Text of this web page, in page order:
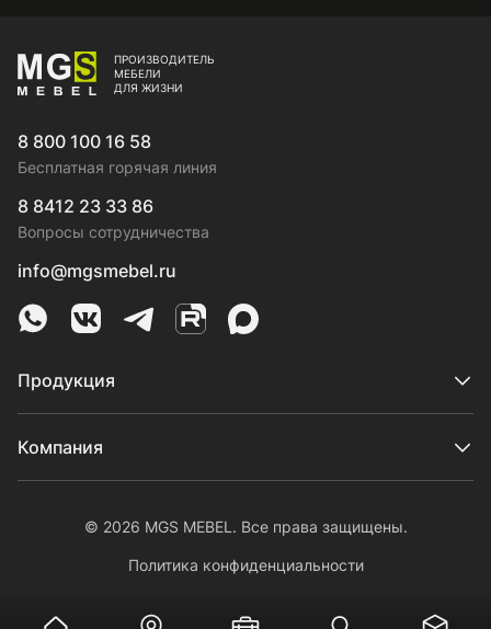
ПРОИЗВОДИТЕЛЬ
МЕБЕЛИ
ДЛЯ ЖИЗНИ
8 800 100 16 58
Бесплатная горячая линия
8 8412 23 33 86
Вопросы сотрудничества
info@mgsmebel.ru
MGS Mebel в Whatsapp
MGS Mebel в VK
MGS Mebel в Telegram
MGS Mebel на Rutube
MGS Mebel на MAX
Продукция
Компания
© 2026 MGS MEBEL. Все права защищены.
Политика конфиденциальности